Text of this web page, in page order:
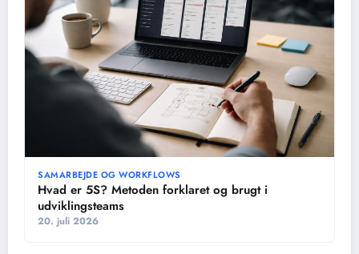
SAMARBEJDE OG WORKFLOWS
Hvad er 5S? Metoden forklaret og brugt i
udviklingsteams
20. juli 2026